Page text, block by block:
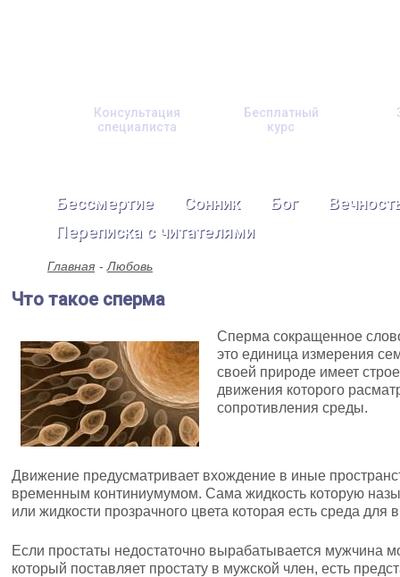
Консультация
специалиста
Бесплатный
курс
Бессмертие Сонник Бог
Переписка с читателями
Главная Любовь
Что такое сперма
Сперма сокращенное
это единица измерения
своей природе имеет
движения которого
сопротивления среды.
Движение предусматривает вхождение в иные
временным континиумумом. Сама жидкость которую
или жидкости прозрачного цвета которая есть среда
Если простаты недостаточно вырабатывается мужчина
который поставляет простату в мужской член, есть